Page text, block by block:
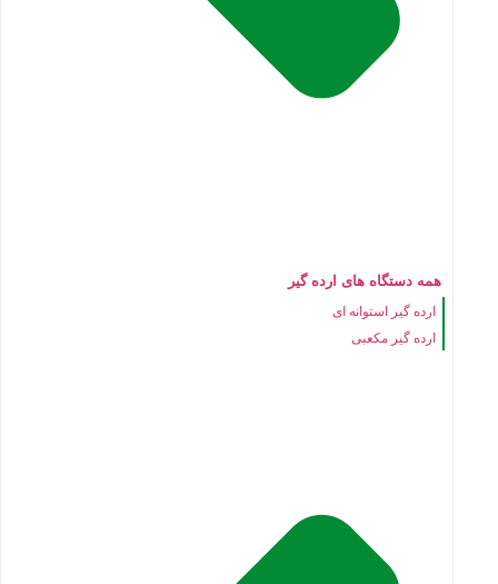
همه دستگاه های ارده گیر
ارده گیر استوانه ای
ارده گیر مکعبی